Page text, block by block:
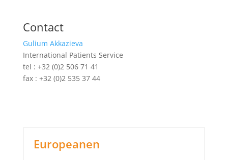
Contact
Gulium Akkazieva
International Patients Service
tel : +32 (0)2 506 71 41
fax : +32 (0)2 535 37 44
Europeanen